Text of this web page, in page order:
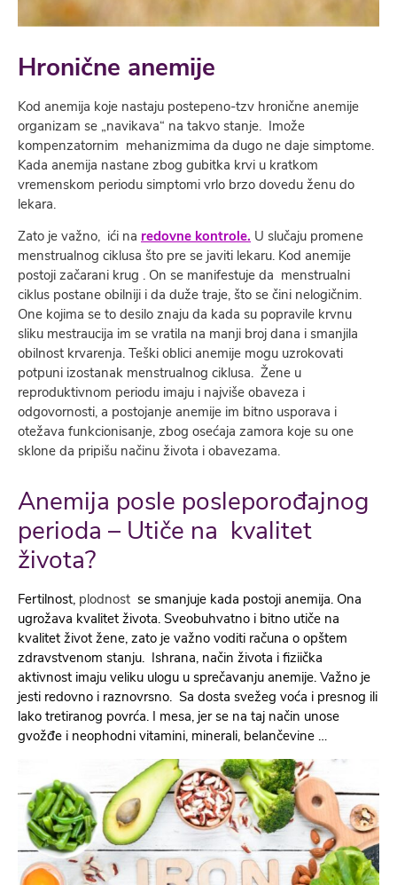
Hronične anemije
Kod anemija koje nastaju postepeno-tzv hronične anemije
organizam se „navikava“ na takvo stanje. Imože
kompenzatornim mehanizmima da dugo ne daje simptome.
Kada anemija nastane zbog gubitka krvi u kratkom
vremenskom periodu simptomi vrlo brzo dovedu ženu do
lekara.
Zato je važno, ići na redovne kontrole. U slučaju promene
menstrualnog ciklusa što pre se javiti lekaru. Kod anemije
postoji začarani krug . On se manifestuje da menstrualni
ciklus postane obilniji i da duže traje, što se čini nelogičnim.
One kojima se to desilo znaju da kada su popravile krvnu
sliku mestraucija im se vratila na manji broj dana i smanjila
obilnost krvarenja. Teški oblici anemije mogu uzrokovati
potpuni izostanak menstrualnog ciklusa. Žene u
reproduktivnom periodu imaju i najviše obaveza i
odgovornosti, a postojanje anemije im bitno usporava i
otežava funkcionisanje, zbog osećaja zamora koje su one
sklone da pripišu načinu života i obavezama.
Anemija posle posleporođajnog
perioda – Utiče na kvalitet
života?
Fertilnost, plodnost se smanjuje kada postoji anemija. Ona
ugrožava kvalitet života. Sveobuhvatno i bitno utiče na
kvalitet život žene, zato je važno voditi računa o opštem
zdravstvenom stanju. Ishrana, način života i fiziička
aktivnost imaju veliku ulogu u sprečavanju anemije. Važno je
jesti redovno i raznovrsno. Sa dosta svežeg voća i presnog ili
lako tretiranog povrća. I mesa, jer se na taj način unose
gvožđe i neophodni vitamini, minerali, belančevine …